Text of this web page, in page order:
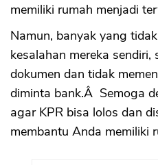
memiliki rumah menjadi
Namun, banyak yang
kesalahan mereka sendiri,
dokumen dan tidak
diminta bank.Â Semoga
agar KPR bisa lolos dan
membantu Anda memiliki